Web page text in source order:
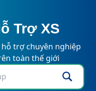
Trợ XS
hỗ trợ chuyên nghiệp
toàn thế giới